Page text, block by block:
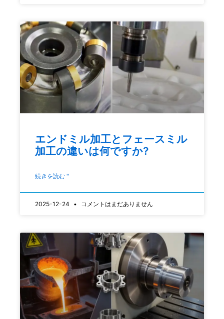
エンドミル加工とフェースミル
加工の違いは何ですか?
続きを読む "
2025-12-24 コメントはまだありません